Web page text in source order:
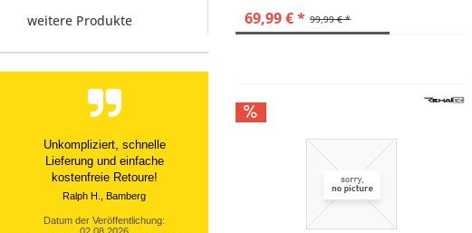
weitere Produkte
Ware sehr gut, schneller
Versand, bei mir hat alles
geklappt
Datum der Veröffentlichung:
02.08.2026
Datum der Kauferfahrung: 25.07.2026
99,99 € *
69,99 € *